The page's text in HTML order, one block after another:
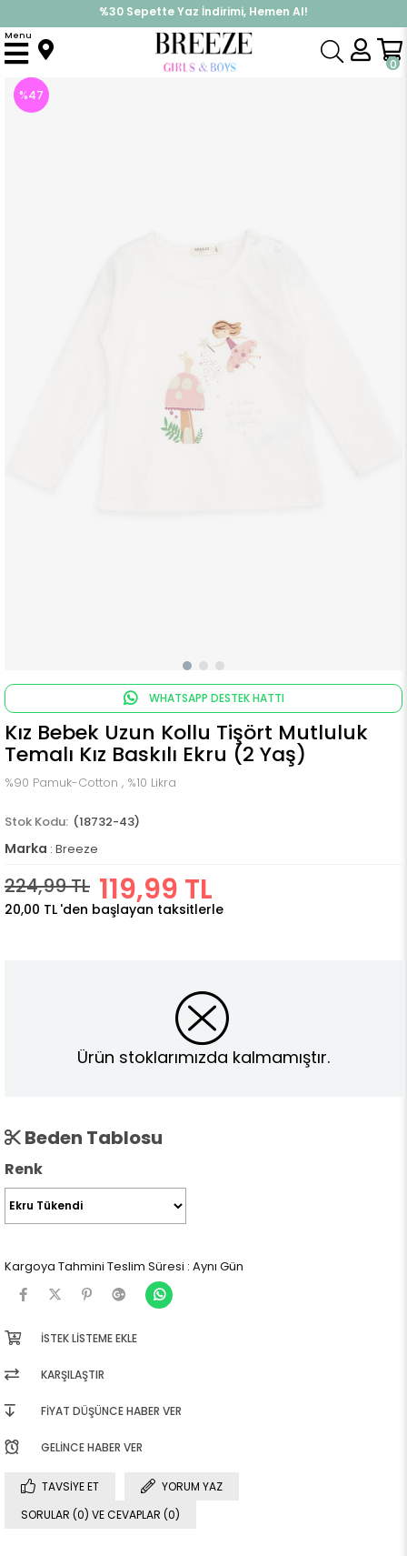
%30 Sepette Yaz İndirimi, Hemen Al!
İndirimlere ek %10 İndirimi Kap, Hemen Üye Ol!
0
Menu
Anasayfa Üst Giyim Uzun Kollu Tişört Kız Bebek Uzun Kollu Tişört Mutluluk Temalı Kız Baskılı Ekru (2 Yaş)
%47
WHATSAPP DESTEK HATTI
Kız Bebek Uzun Kollu Tişört Mutluluk
Temalı Kız Baskılı Ekru (2 Yaş)
%90 Pamuk-Cotton , %10 Likra
(18732-43)
Marka : Breeze
224,99 TL 119,99 TL
20,00 TL 'den başlayan taksitlerle
Ürün stoklarımızda kalmamıştır.
Beden Tablosu
Renk
Kargoya Tahmini Teslim Süresi : Aynı Gün
İSTEK LISTEME EKLE
KARŞILAŞTIR
FIYAT DÜŞÜNCE HABER VER
GELINCE HABER VER
TAVSIYE ET
YORUM YAZ
SORULAR (0) VE CEVAPLAR (0)